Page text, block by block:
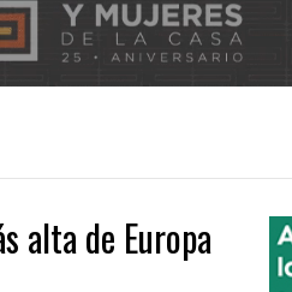
alta de Europa